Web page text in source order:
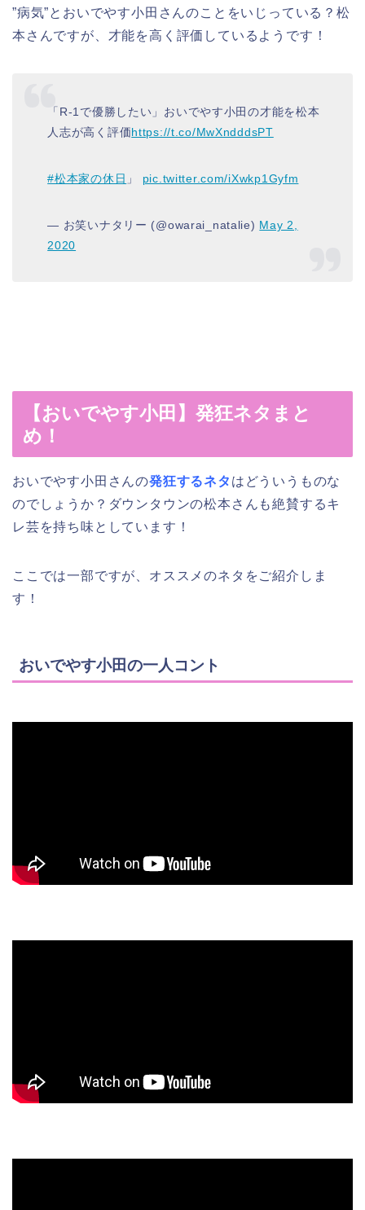
”病気”とおいでやす小田さんのことをいじっている？松
本さんですが、才能を高く評価しているようです！
「R-1で優勝したい」おいでやす小田の才能を松本
人志が高く評価https://t.co/MwXndddsPT
#松本家の休日 」 pic.twitter.com/iXwkp1Gyfm
— お笑いナタリー (@owarai_natalie) May 2,
2020
【おいでやす小田】発狂ネタまと
め！
おいでやす小田さんの発狂するネタ はどういうものな
のでしょうか？ダウンタウンの松本さんも絶賛するキ
レ芸を持ち味としています！
ここでは一部ですが、オススメのネタをご紹介しま
す！
おいでやす小田の一人コント